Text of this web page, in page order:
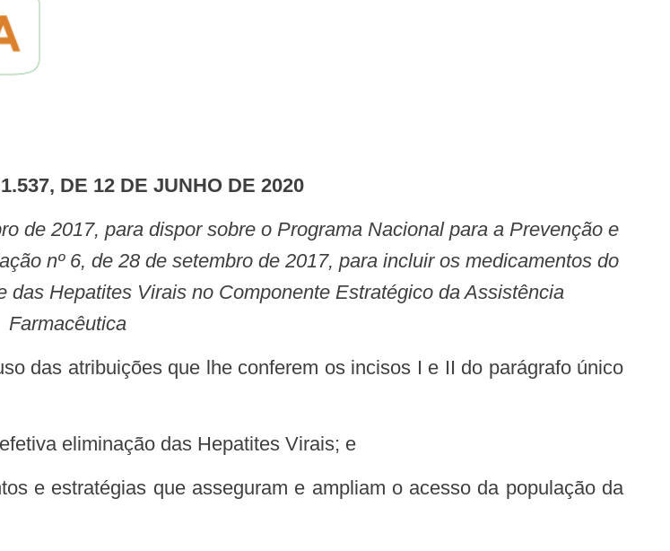
1.537, DE 12 DE JUNHO DE 2020
nº 6, de 28 de setembro de 2017, para incluir os medicamentos do
Hepatites Virais no Componente Estratégico da Assistência
Farmacêutica
eliminação das Hepatites Virais; e